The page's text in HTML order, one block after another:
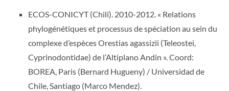
ECOS-CONICYT (Chili). 2010-2012. « Relations
phylogénétiques et processus de spéciation au sein du
complexe d’espèces Orestias agassizii (Teleostei,
Cyprinodontidae) de l’Altiplano Andin ». Coord:
BOREA, Paris (Bernard Hugueny) / Universidad de
Chile, Santiago (Marco Mendez).